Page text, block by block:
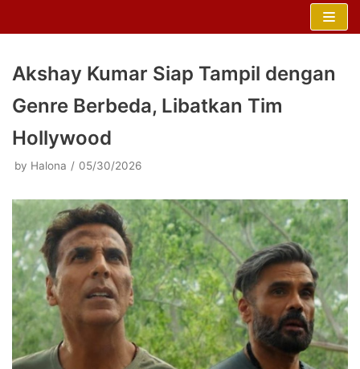
Akshay Kumar Siap Tampil dengan
Genre Berbeda, Libatkan Tim
Hollywood
by Halona 05/30/2026